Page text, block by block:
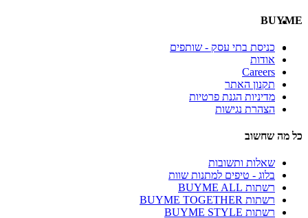
BUYME
כניסת בתי עסק - שותפים
אודות
Careers
תקנון האתר
מדיניות הגנת פרטיות
הצהרת נגישות
כל מה שחשוב
שאלות ותשובות
בלוג - טיפים למתנות שוות
רשתות BUYME ALL
רשתות BUYME TOGETHER
רשתות BUYME STYLE